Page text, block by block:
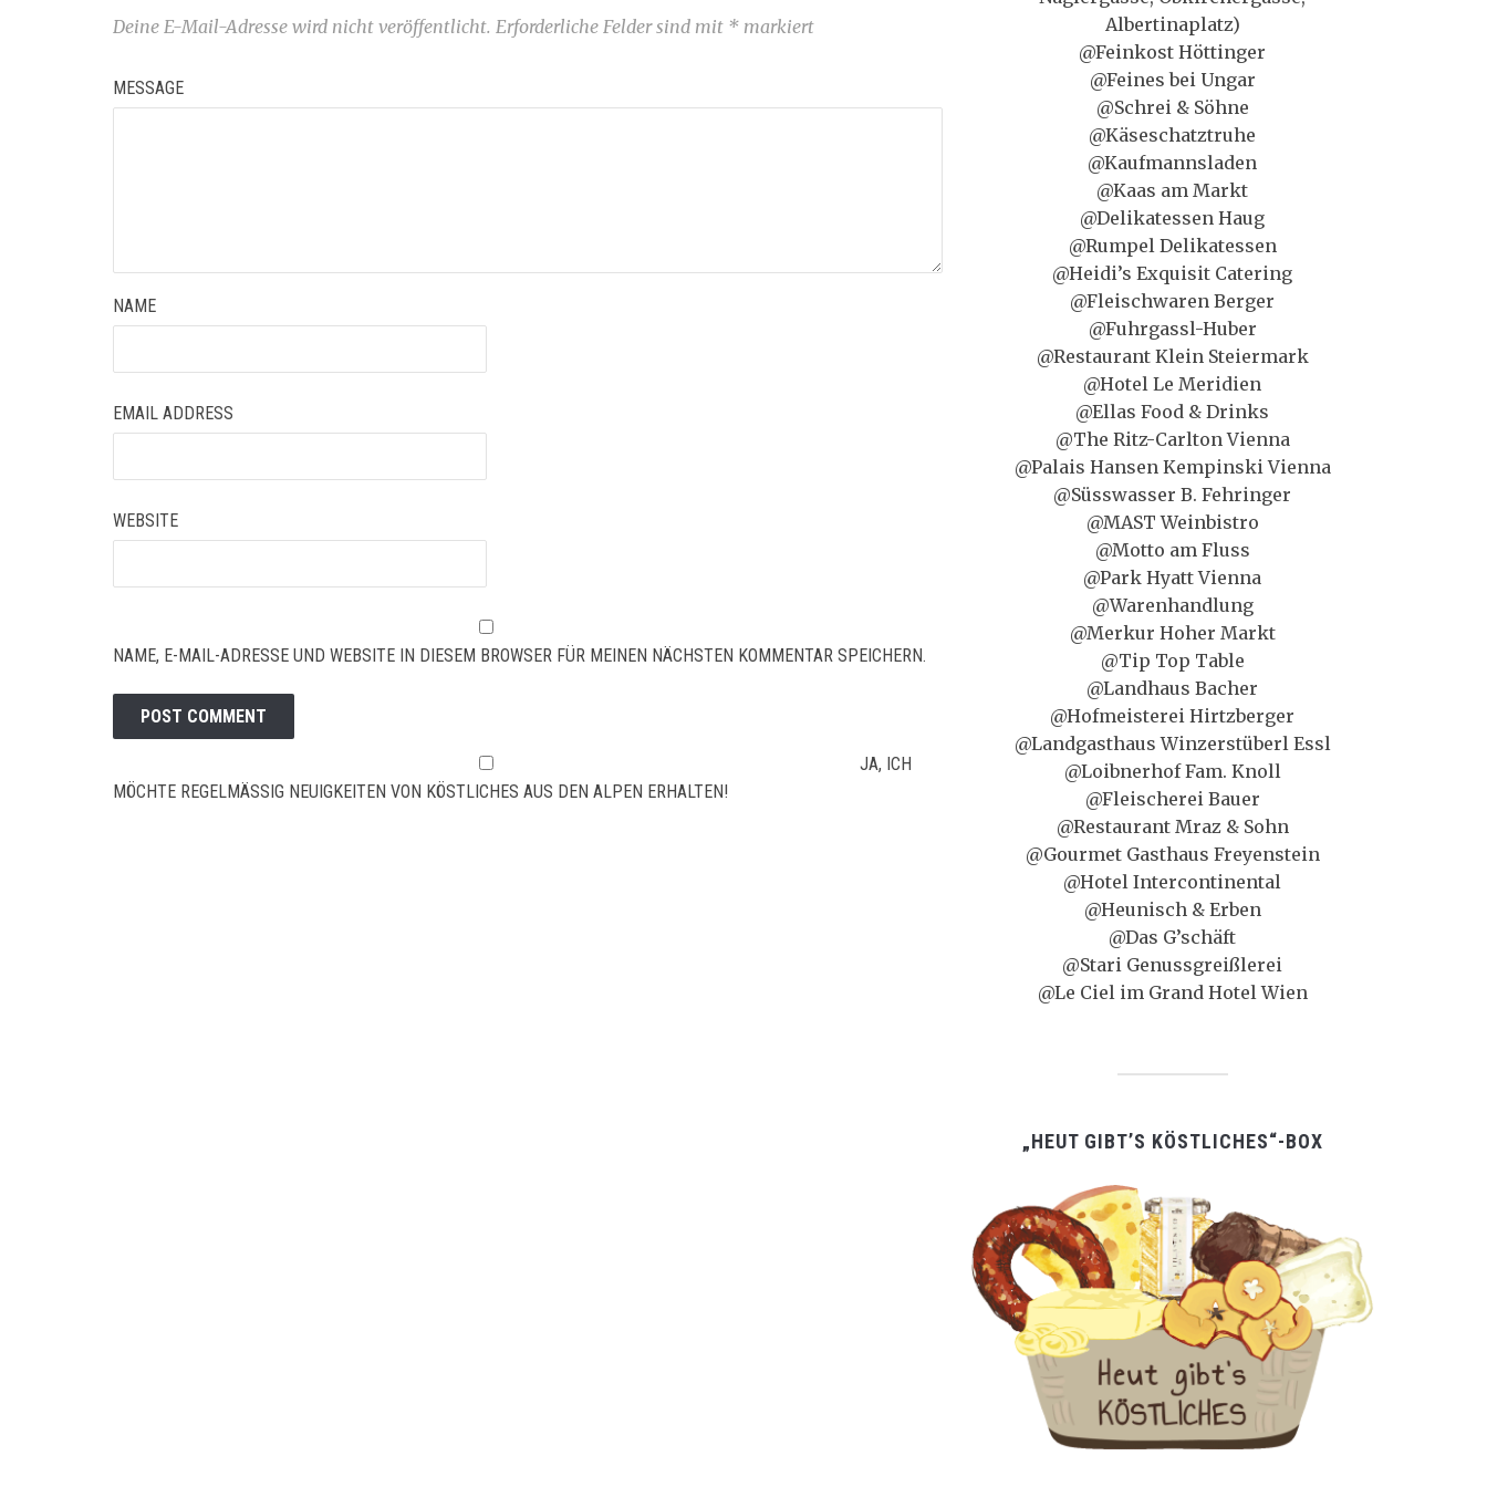
Deine E-Mail-Adresse wird nicht veröffentlicht. Erforderliche Felder sind mit * markiert
MESSAGE
NAME
EMAIL ADDRESS
WEBSITE
NAME, E-MAIL-ADRESSE UND WEBSITE IN DIESEM BROWSER FÜR MEINEN NÄCHSTEN KOMMENTAR SPEICHERN.
JA, ICH
MÖCHTE REGELMÄSSIG NEUIGKEITEN VON KÖSTLICHES AUS DEN ALPEN ERHALTEN!
Albertinaplatz)
@Feinkost Höttinger
@Feines bei Ungar
@Schrei & Söhne
@Käseschatztruhe
@Kaufmannsladen
@Kaas am Markt
@Delikatessen Haug
@Rumpel Delikatessen
@Heidi’s Exquisit Catering
@Fleischwaren Berger
@Fuhrgassl-Huber
@Restaurant Klein Steiermark
@Hotel Le Meridien
@Ellas Food & Drinks
@The Ritz-Carlton Vienna
@Palais Hansen Kempinski Vienna
@Süsswasser B. Fehringer
@MAST Weinbistro
@Motto am Fluss
@Park Hyatt Vienna
@Warenhandlung
@Merkur Hoher Markt
@Tip Top Table
@Landhaus Bacher
@Hofmeisterei Hirtzberger
@Landgasthaus Winzerstüberl Essl
@Loibnerhof Fam. Knoll
@Fleischerei Bauer
@Restaurant Mraz & Sohn
@Gourmet Gasthaus Freyenstein
@Hotel Intercontinental
@Heunisch & Erben
@Das G’schäft
@Stari Genussgreißlerei
@Le Ciel im Grand Hotel Wien
„HEUT GIBT’S KÖSTLICHES“-BOX